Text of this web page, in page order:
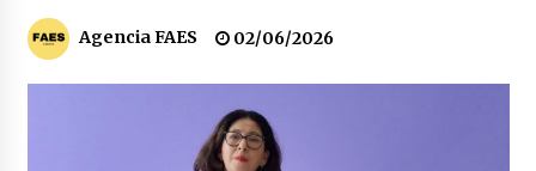
Los socios de Gobierno contra la Ley de
vivienda de Pedro Sánchez
Zapatero en el punto de mira de la Audiencia
Nacional por sus vínculos con Nicolás Maduro
Agencia FAES 02/06/2026